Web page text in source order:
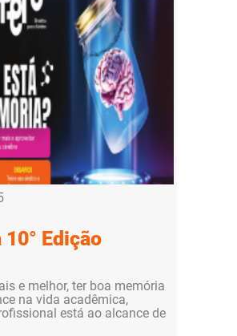
Edição
e melhor, ter boa memória
na vida acadêmica,
está ao alcance de